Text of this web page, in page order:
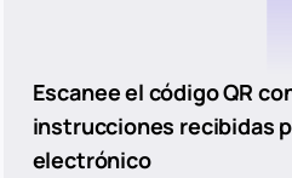
Escanee el código QR
instrucciones recibidas
electrónico